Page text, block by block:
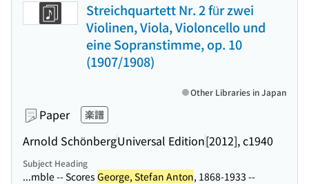
Streichquartett Nr. 2 für zwei
Violinen, Viola, Violoncello und
eine Sopranstimme, op. 10
(1907/1908)
Paper 楽譜
Arnold SchönbergUniversal Edition[2012], c1940
Other Libraries in Japan
Subject Heading
...mble -- Scores George, Stefan Anton, 1868-1933 --